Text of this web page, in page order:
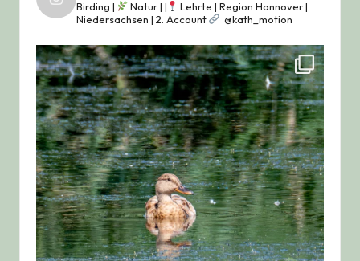
Birding | Natur | |
Lehrte | Region Hannover |
Niedersachsen | 2. Account @kath_motion